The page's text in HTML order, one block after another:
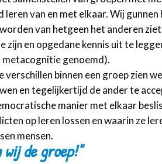
van en met elkaar. Wij gunnen
van hetgeen het anderen
en opgedane kennis uit te
metacognitie genoemd).
binnen een groep zien
en tegelijkertijd de ander te
manier met elkaar
op leren lossen en waarin ze
mensen.
de groep!"